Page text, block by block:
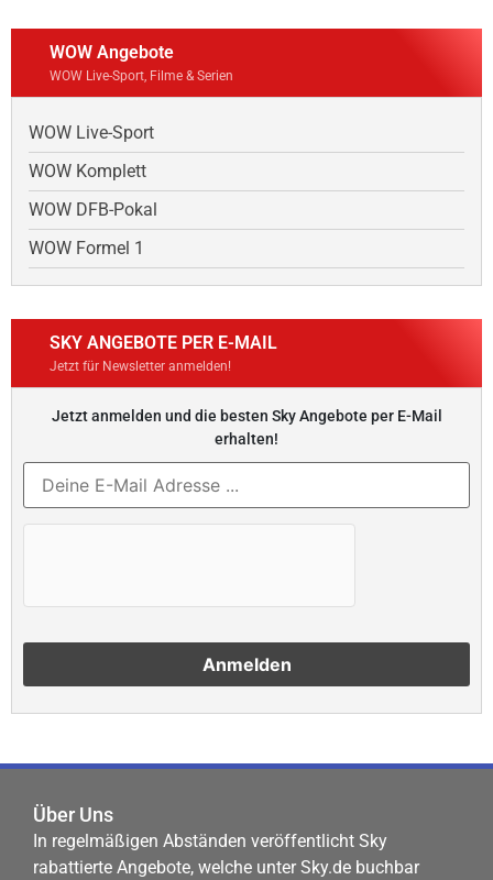
WOW Angebote
WOW Live-Sport, Filme & Serien
WOW Live-Sport
WOW Komplett
WOW DFB-Pokal
WOW Formel 1
SKY ANGEBOTE PER E-MAIL
Jetzt für Newsletter anmelden!
Jetzt anmelden und die besten Sky Angebote per E-Mail
erhalten!
Über Uns
In regelmäßigen Abständen veröffentlicht Sky
rabattierte Angebote, welche unter Sky.de buchbar